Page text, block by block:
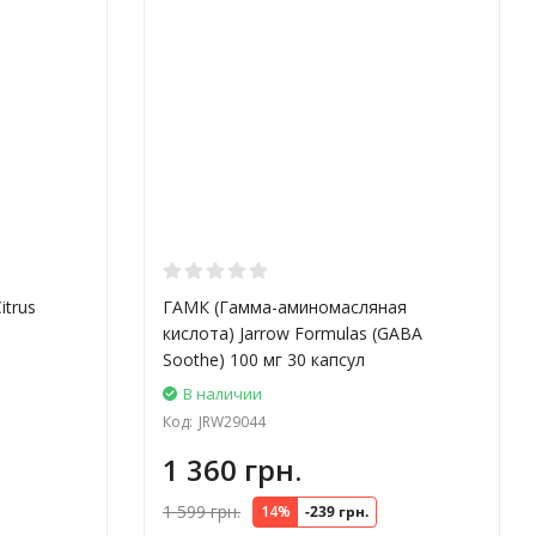
Formulas стандартам США качества и безопасности.
качества и безопасности
соответствует стандартам еврейской культуры
соответствует стандартам мусульманской диеты.
модифицированных организмов.
не содержат никаких ингредиентов животного
ГАМК (Гамма-аминомасляная
кислота) Jarrow Formulas (GABA
Soothe) 100 мг 30 капсул
В наличии
Код: JRW29044
1 360 грн.
1 599 грн. 14% -239 грн.